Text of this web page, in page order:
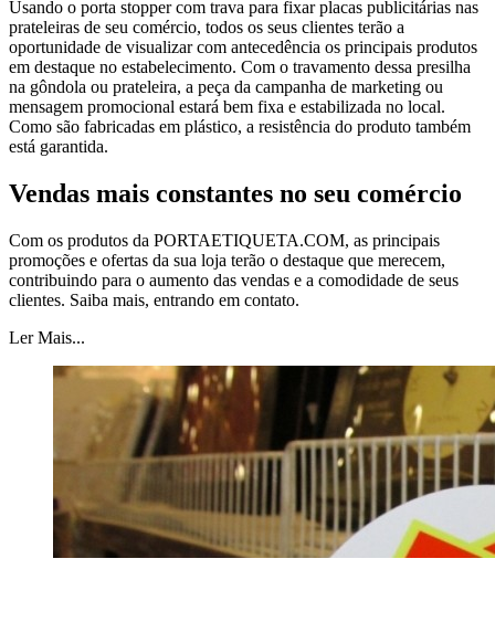
Usando o porta stopper com trava para fixar placas publicitárias nas
prateleiras de seu comércio, todos os seus clientes terão a
oportunidade de visualizar com antecedência os principais produtos
em destaque no estabelecimento. Com o travamento dessa presilha
na gôndola ou prateleira, a peça da campanha de marketing ou
mensagem promocional estará bem fixa e estabilizada no local.
Como são fabricadas em plástico, a resistência do produto também
está garantida.
Vendas mais constantes no seu comércio
Com os produtos da PORTAETIQUETA.COM, as principais
promoções e ofertas da sua loja terão o destaque que merecem,
contribuindo para o aumento das vendas e a comodidade de seus
clientes. Saiba mais, entrando em contato.
Ler Mais...